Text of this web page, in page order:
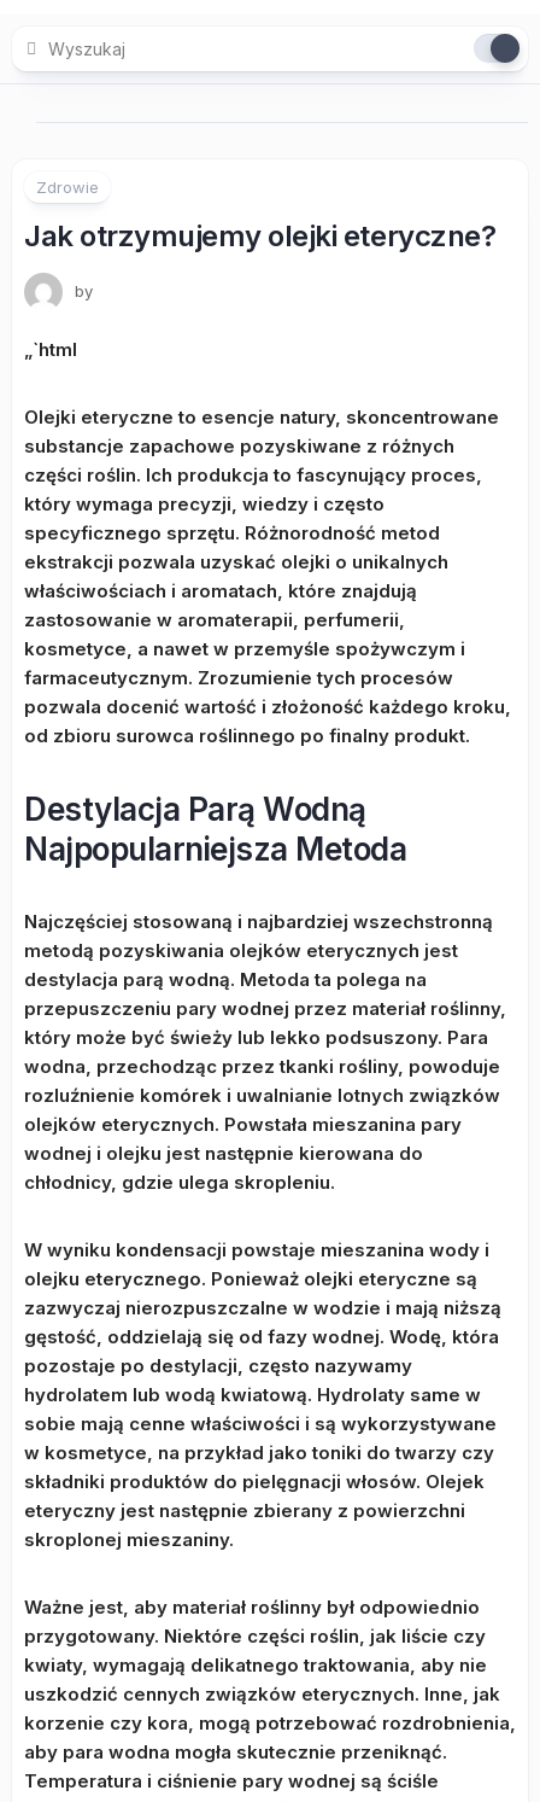
content
Zdrowie
Jak otrzymujemy olejki eteryczne?
by
„`html
Olejki eteryczne to esencje natury, skoncentrowane
substancje zapachowe pozyskiwane z różnych
części roślin. Ich produkcja to fascynujący proces,
który wymaga precyzji, wiedzy i często
specyficznego sprzętu. Różnorodność metod
ekstrakcji pozwala uzyskać olejki o unikalnych
właściwościach i aromatach, które znajdują
zastosowanie w aromaterapii, perfumerii,
kosmetyce, a nawet w przemyśle spożywczym i
farmaceutycznym. Zrozumienie tych procesów
pozwala docenić wartość i złożoność każdego kroku,
od zbioru surowca roślinnego po finalny produkt.
Destylacja Parą Wodną
Najpopularniejsza Metoda
Najczęściej stosowaną i najbardziej wszechstronną
metodą pozyskiwania olejków eterycznych jest
destylacja parą wodną. Metoda ta polega na
przepuszczeniu pary wodnej przez materiał roślinny,
który może być świeży lub lekko podsuszony. Para
wodna, przechodząc przez tkanki rośliny, powoduje
rozluźnienie komórek i uwalnianie lotnych związków
olejków eterycznych. Powstała mieszanina pary
wodnej i olejku jest następnie kierowana do
chłodnicy, gdzie ulega skropleniu.
W wyniku kondensacji powstaje mieszanina wody i
olejku eterycznego. Ponieważ olejki eteryczne są
zazwyczaj nierozpuszczalne w wodzie i mają niższą
gęstość, oddzielają się od fazy wodnej. Wodę, która
pozostaje po destylacji, często nazywamy
hydrolatem lub wodą kwiatową. Hydrolaty same w
sobie mają cenne właściwości i są wykorzystywane
w kosmetyce, na przykład jako toniki do twarzy czy
składniki produktów do pielęgnacji włosów. Olejek
eteryczny jest następnie zbierany z powierzchni
skroplonej mieszaniny.
Ważne jest, aby materiał roślinny był odpowiednio
przygotowany. Niektóre części roślin, jak liście czy
kwiaty, wymagają delikatnego traktowania, aby nie
uszkodzić cennych związków eterycznych. Inne, jak
korzenie czy kora, mogą potrzebować rozdrobnienia,
aby para wodna mogła skutecznie przeniknąć.
Temperatura i ciśnienie pary wodnej są ściśle